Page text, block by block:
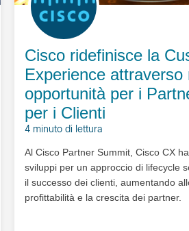
Cisco ridefinisce la
Experience attraverso
opportunità per i
per i Clienti
4 minuto di lettura
Al Cisco Partner Summit, Cisco CX
sviluppi per un approccio di lifecycle
il successo dei clienti, aumentando
profittabilità e la crescita dei partner.